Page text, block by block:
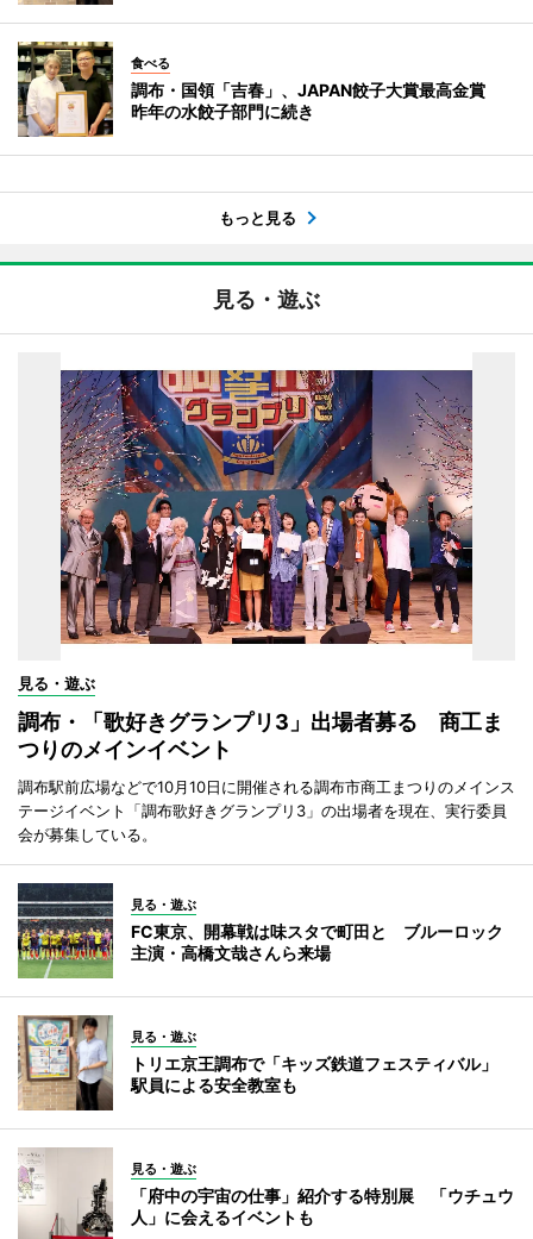
食べる
調布・国領「吉春」、JAPAN餃子大賞最高金賞
昨年の水餃子部門に続き
もっと見る
見る・遊ぶ
見る・遊ぶ
調布・「歌好きグランプリ3」出場者募る 商工ま
つりのメインイベント
調布駅前広場などで10月10日に開催される調布市商工まつりのメインス
テージイベント「調布歌好きグランプリ3」の出場者を現在、実行委員
会が募集している。
見る・遊ぶ
FC東京、開幕戦は味スタで町田と ブルーロック
主演・高橋文哉さんら来場
見る・遊ぶ
トリエ京王調布で「キッズ鉄道フェスティバル」
駅員による安全教室も
見る・遊ぶ
「府中の宇宙の仕事」紹介する特別展 「ウチュウ
人」に会えるイベントも